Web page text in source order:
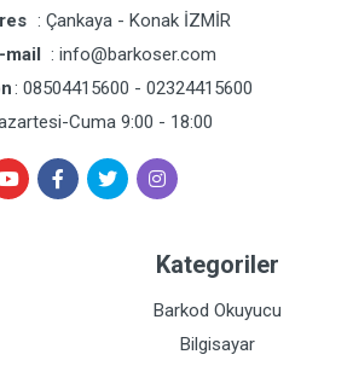
: Çankaya - Konak İZMİR
mail : info@barkoser.com
: 08504415600 - 02324415600
Cuma 9:00 - 18:00
Kategoriler
Barkod Okuyucu
Bilgisayar